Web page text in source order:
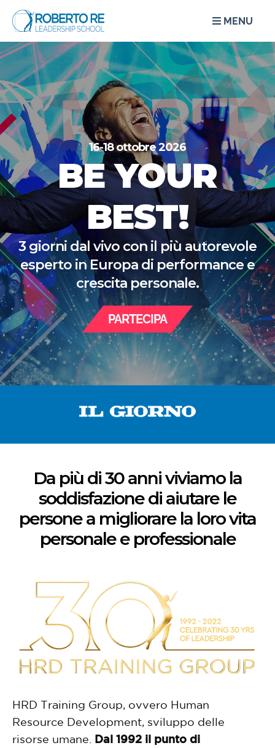
MENU
16-18 ottobre 2026
BE YOUR
BEST!
3 giorni dal vivo con il più autorevole
esperto in Europa di performance e
crescita personale.
PARTECIPA
Da più di 30 anni viviamo la
soddisfazione di aiutare le
persone a migliorare la loro vita
personale e professionale
HRD Training Group, ovvero Human
Resource Development, sviluppo delle
risorse umane. Dal 1992 il punto di